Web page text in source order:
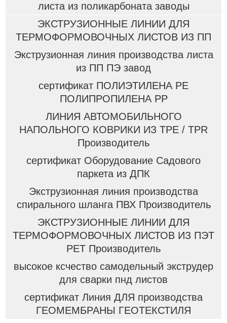
листа из поликарбоната заводы
ЭКСТРУЗИОННЫЕ ЛИНИИ ДЛЯ
ТЕРМОФОРМОВОЧНЫХ ЛИСТОВ ИЗ ПП
Экструзионная линия производства листа
из ПП ПЭ завод
сертификат ПОЛИЭТИЛЕНА PE
ПОЛИПРОПИЛЕНА PP
ЛИНИЯ АВТОМОБИЛЬНОГО
НАПОЛЬНОГО КОВРИКИ ИЗ ТPE / TPR
Производитель
сертификат Оборудование Садового
паркета из ДПК
Экструзионная линия производства
спирального шланга ПВХ Производитель
ЭКСТРУЗИОННЫЕ ЛИНИИ ДЛЯ
ТЕРМОФОРМОВОЧНЫХ ЛИСТОВ ИЗ ПЭТ
PET Производитель
высокое ксчество самодельный экструдер
для сварки пнд листов
сертификат Линия ДЛЯ производства
ГЕОМЕМБРАНЫ ГЕОТЕКСТИЛЯ